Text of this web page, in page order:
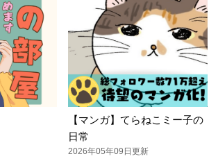
【マンガ】てらねこミー子の
日常
2026年05年09日更新